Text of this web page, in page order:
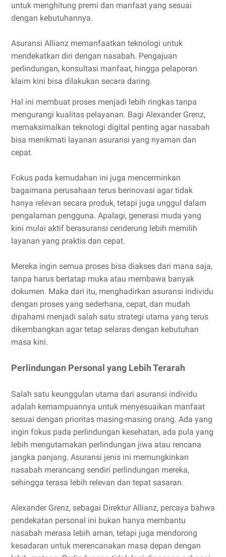
untuk menghitung premi dan manfaat yang sesuai
dengan kebutuhannya.
Asuransi Allianz memanfaatkan teknologi untuk
mendekatkan diri dengan nasabah. Pengajuan
perlindungan, konsultasi manfaat, hingga pelaporan
klaim kini bisa dilakukan secara daring.
Hal ini membuat proses menjadi lebih ringkas tanpa
mengurangi kualitas pelayanan. Bagi Alexander Grenz,
memaksimalkan teknologi digital penting agar nasabah
bisa menikmati layanan asuransi yang nyaman dan
cepat.
Fokus pada kemudahan ini juga mencerminkan
bagaimana perusahaan terus berinovasi agar tidak
hanya relevan secara produk, tetapi juga unggul dalam
pengalaman pengguna. Apalagi, generasi muda yang
kini mulai aktif berasuransi cenderung lebih memilih
layanan yang praktis dan cepat.
Mereka ingin semua proses bisa diakses dari mana saja,
tanpa harus bertatap muka atau membawa banyak
dokumen. Maka dari itu, menghadirkan asuransi individu
dengan proses yang sederhana, cepat, dan mudah
dipahami menjadi salah satu strategi utama yang terus
dikembangkan agar tetap selaras dengan kebutuhan
masa kini.
Perlindungan Personal yang Lebih Terarah
Salah satu keunggulan utama dari asuransi individu
adalah kemampuannya untuk menyesuaikan manfaat
sesuai dengan prioritas masing-masing orang. Ada yang
ingin fokus pada perlindungan kesehatan, ada pula yang
lebih mengutamakan perlindungan jiwa atau rencana
jangka panjang. Asuransi jenis ini memungkinkan
nasabah merancang sendiri perlindungan mereka,
sehingga terasa lebih relevan dan tepat sasaran.
Alexander Grenz, sebagai Direktur Allianz, percaya bahwa
pendekatan personal ini bukan hanya membantu
nasabah merasa lebih aman, tetapi juga mendorong
kesadaran untuk merencanakan masa depan dengan